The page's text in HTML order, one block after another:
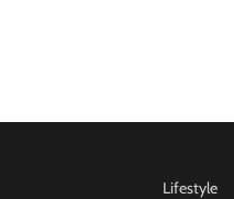
Lifestyle